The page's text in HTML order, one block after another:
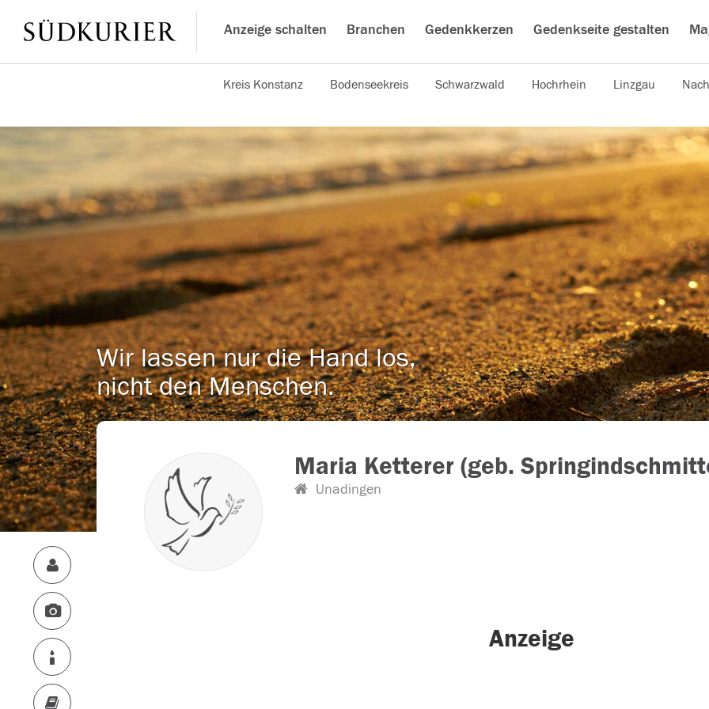
Anzeige schalten Branchen Gedenkkerzen Gedenkseite gestalten
Kreis Konstanz Bodenseekreis Schwarzwald Hochrhein Linzgau
Wir lassen nur die Hand los,
nicht den Menschen.
Maria Ketterer (geb.
Unadingen
Anzeige